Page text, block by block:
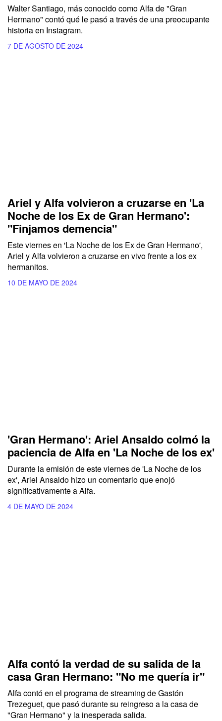
Walter Santiago, más conocido como Alfa de "Gran
Hermano" contó qué le pasó a través de una preocupante
historia en Instagram.
7 DE AGOSTO DE 2024
Ariel y Alfa volvieron a cruzarse en 'La
Noche de los Ex de Gran Hermano':
"Finjamos demencia"
Este viernes en 'La Noche de los Ex de Gran Hermano',
Ariel y Alfa volvieron a cruzarse en vivo frente a los ex
hermanitos.
10 DE MAYO DE 2024
'Gran Hermano': Ariel Ansaldo colmó la
paciencia de Alfa en 'La Noche de los ex'
Durante la emisión de este viernes de'La Noche de los
ex', Ariel Ansaldo hizo un comentario que enojó
significativamente aAlfa.
4 DE MAYO DE 2024
Alfa contó la verdad de su salida de la
casa Gran Hermano: "No me quería ir"
Alfa contó en el programa de streaming de Gastón
Trezeguet, que pasó durante su reingreso a la casa de
"Gran Hermano" y la inesperada salida.